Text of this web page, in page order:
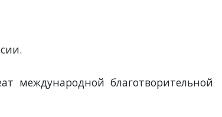
международной благотворительной